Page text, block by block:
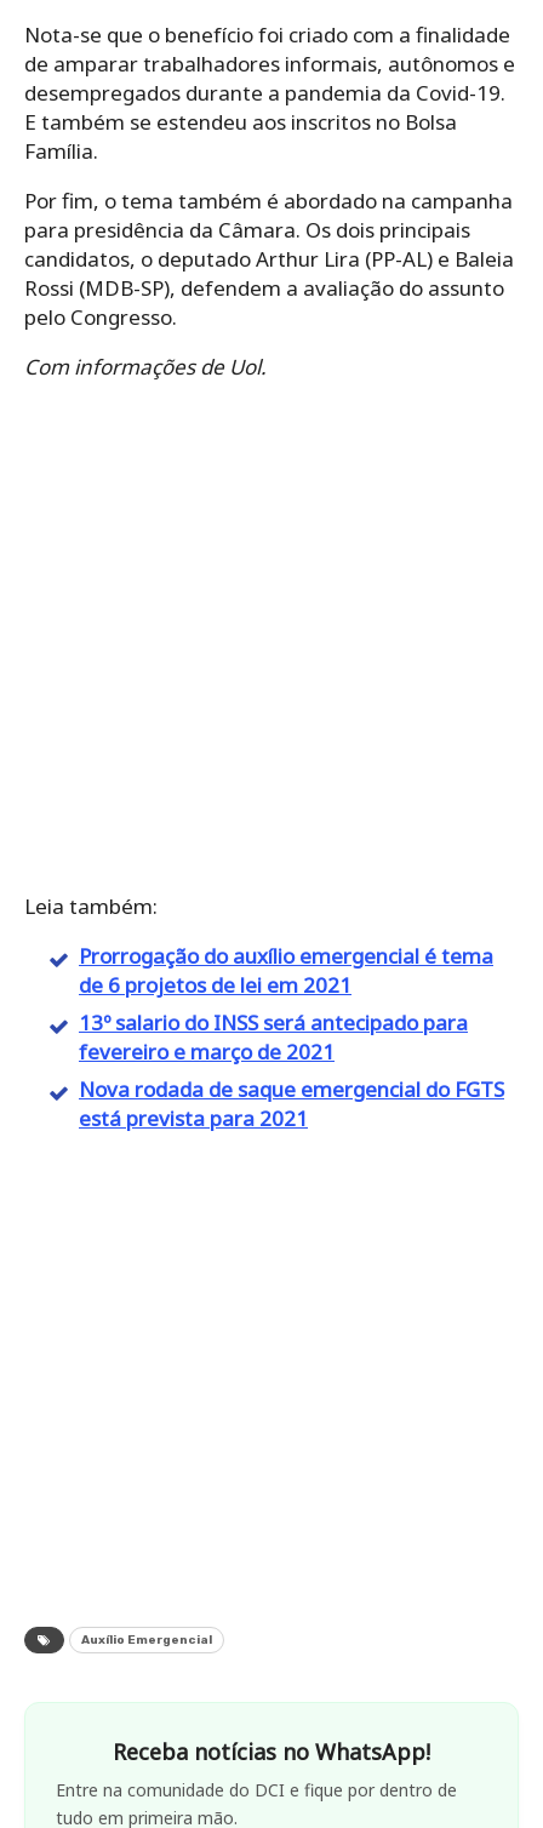
Nota-se que o benefício foi criado com a finalidade
de amparar trabalhadores informais, autônomos e
desempregados durante a pandemia da Covid-19.
E também se estendeu aos inscritos no Bolsa
Família.
Por fim, o tema também é abordado na campanha
para presidência da Câmara. Os dois principais
candidatos, o deputado Arthur Lira (PP-AL) e Baleia
Rossi (MDB-SP), defendem a avaliação do assunto
pelo Congresso.
Com informações de Uol.
Leia também:
Prorrogação do auxílio emergencial é tema
de 6 projetos de lei em 2021
13º salario do INSS será antecipado para
fevereiro e março de 2021
Nova rodada de saque emergencial do FGTS
está prevista para 2021
Auxílio Emergencial
Receba notícias no WhatsApp!
Entre na comunidade do DCI e fique por dentro de
tudo em primeira mão.